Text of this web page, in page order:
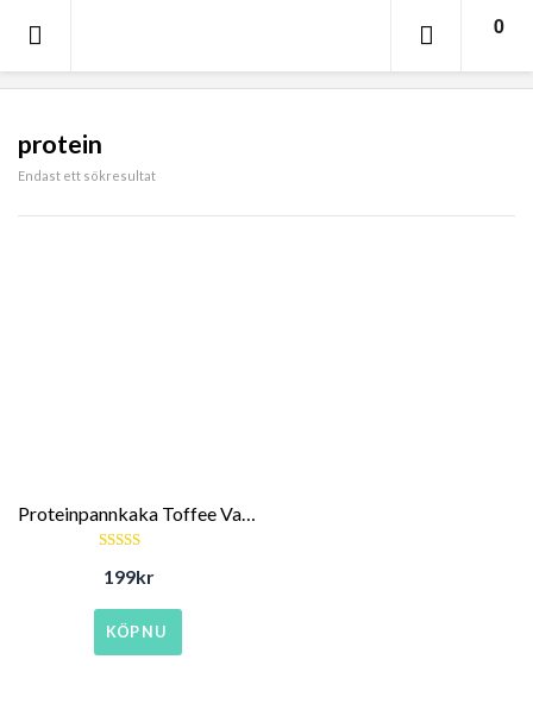
0
protein
Endast ett sökresultat
Proteinpannkaka Toffee Vanilj
Betygsatt
199kr
KÖP NU